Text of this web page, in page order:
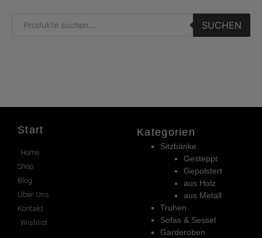
SUCHEN
Start
Home
Shop
Blog
Über Uns
Kontakt
Wishlist
Kategorien
Sitzbänke
Gesteppt
Gepolstert
aus Holz
aus Metall
Truhen
Sofas & Sessel
Garderoben